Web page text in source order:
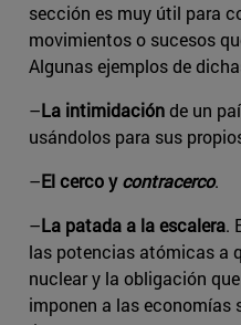
sección es muy útil para
movimientos o sucesos
Algunas ejemplos de
–La intimidaciónde un
usándolos para sus
–El cerco ycontracerco.
–La patada a la escalera.
las potencias atómicas a
nuclear y la obligación
imponen a las economías